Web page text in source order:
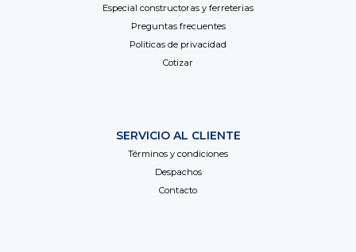
Especial constructoras y ferreterias
Preguntas frecuentes
Politicas de privacidad
Cotizar
SERVICIO AL CLIENTE
Términos y condiciones
Despachos
Contacto